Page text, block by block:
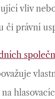
vliv
či právní